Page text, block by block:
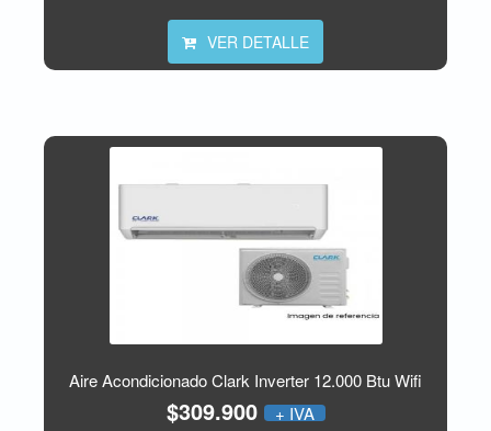
VER DETALLE
Aire Acondicionado Clark Inverter 12.000 Btu Wifi
$309.900 + IVA